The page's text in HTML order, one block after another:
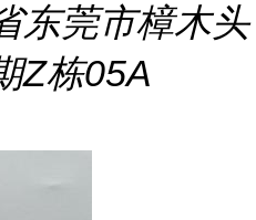
东莞市樟木头
Z栋05A